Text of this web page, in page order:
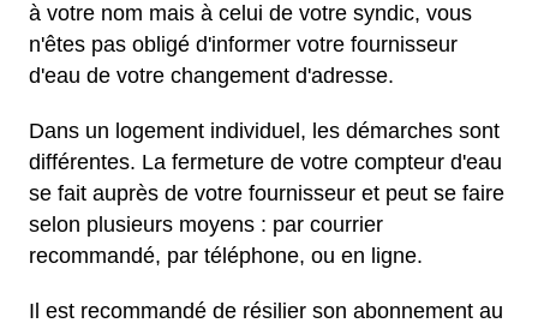
à votre nom mais à celui de votre syndic, vous
n'êtes pas obligé d'informer votre fournisseur
d'eau de votre changement d'adresse.
Dans un logement individuel, les démarches sont
différentes. La fermeture de votre compteur d'eau
se fait auprès de votre fournisseur et peut se faire
selon plusieurs moyens : par courrier
recommandé, par téléphone, ou en ligne.
Il est recommandé de résilier son abonnement au